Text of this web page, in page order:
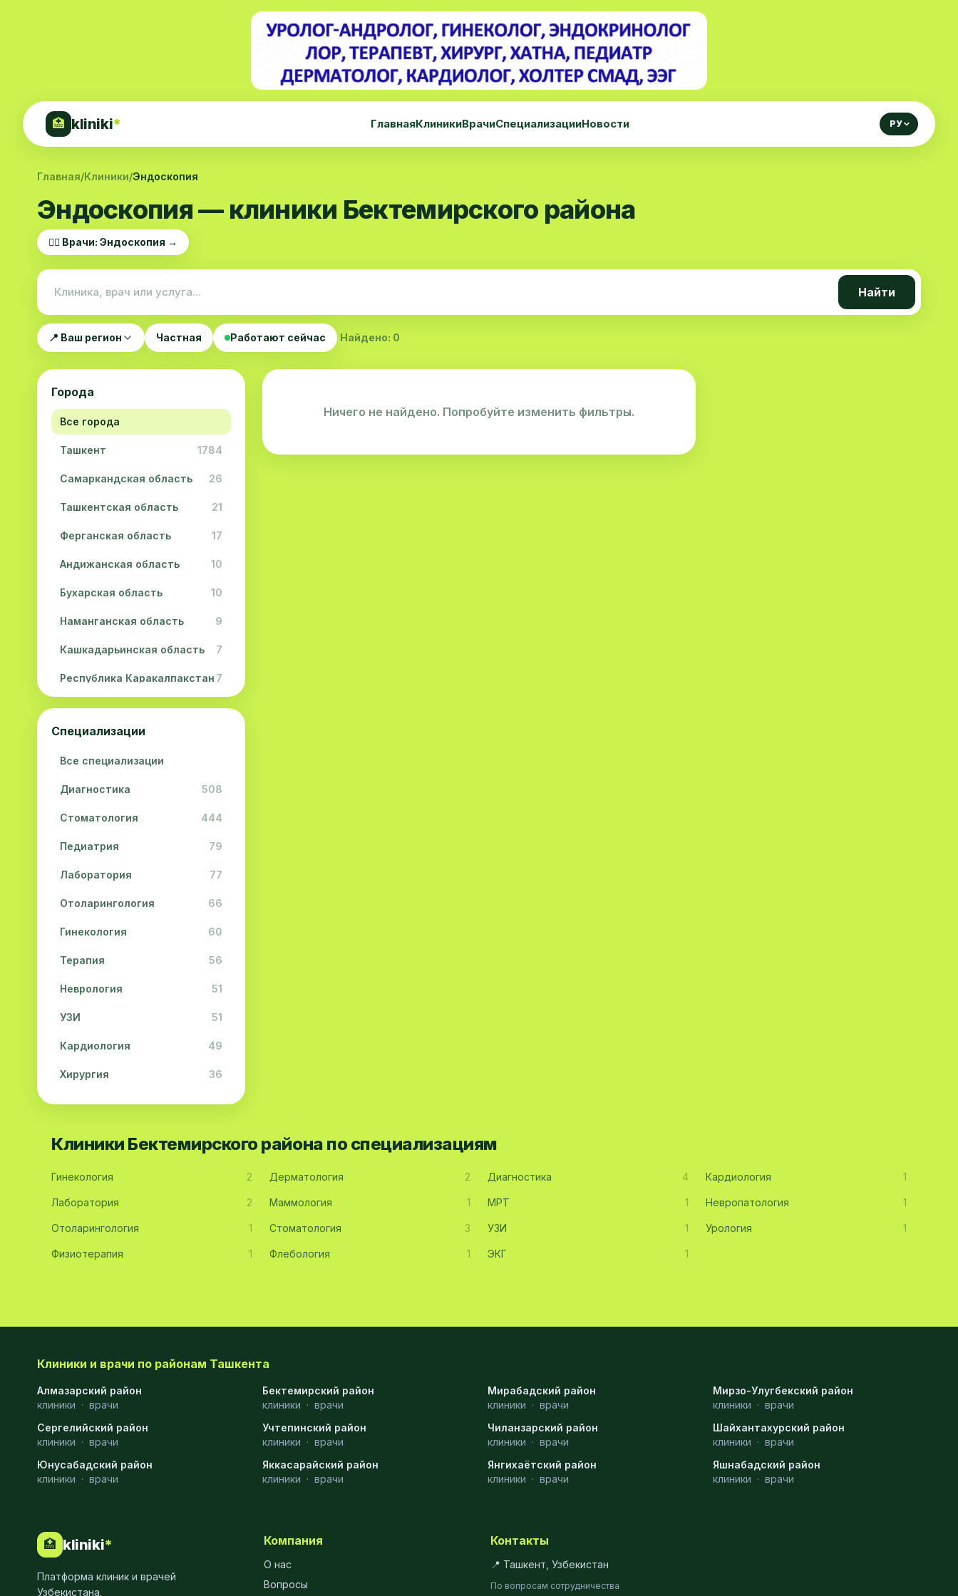
🏥 kliniki* ГлавнаяКлиникиВрачиСпециализацииНовости РУ
Главная/Клиники/Эндоскопия
Эндоскопия — клиники Бектемирского района
👨‍⚕️ Врачи: Эндоскопия →
Найти
📍 Ваш регион Частная Работают сейчас Найдено: 0
Города
Все города
Ташкент 1784
Самаркандская область 26
Ташкентская область 21
Ферганская область 17
Андижанская область 10
Бухарская область 10
Наманганская область 9
Кашкадарьинская область 7
Республика Каракалпакстан 7
Навоийская область 5
Джизакская область
Сурхандарьинская область
Сырдарьинская область 2
Хорезмская область 2
Специализации
Все специализации
Диагностика 508
Стоматология 444
Педиатрия 79
Лаборатория 77
Отоларингология 66
Гинекология 60
Терапия 56
Неврология 51
УЗИ 51
Кардиология 49
Хирургия 36
Физиотерапия 31
Акушерство 19
Ортопедия 19
Массаж
ЭКГ
Гастроэнтерология
Аллергология
Ничего не найдено. Попробуйте изменить фильтры.
Клиники Бектемирского района по специализациям
Гинекология 2 Дерматология 2 Диагностика 4 Кардиология 1
Лаборатория 2 Маммология 1 МРТ 1 Невропатология 1
Отоларингология 1 Стоматология 3 УЗИ 1 Урология 1
Физиотерапия 1 Флебология 1 ЭКГ 1
Клиники и врачи по районам Ташкента
Алмазарский район
клиники · врачи
Бектемирский район
клиники · врачи
Мирабадский район
клиники · врачи
Мирзо-Улугбекский район
клиники · врачи
Сергелийский район
клиники · врачи
Учтепинский район
клиники · врачи
Чиланзарский район
клиники · врачи
Шайхантахурский район
клиники · врачи
Юнусабадский район
клиники · врачи
Яккасарайский район
клиники · врачи
Янгихаётский район
клиники · врачи
Яшнабадский район
клиники · врачи
🏥 kliniki*
Платформа клиник и врачей
Узбекистана.
Компания
О нас
Вопросы
Контакты
📍 Ташкент, Узбекистан
По вопросам сотрудничества